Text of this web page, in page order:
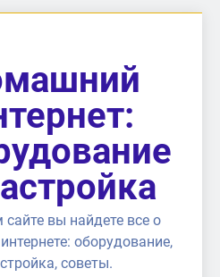
вы найдете все о
оборудование,
советы.